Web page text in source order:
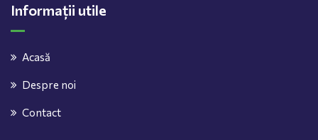
Informații utile
Acasă
Despre noi
Contact